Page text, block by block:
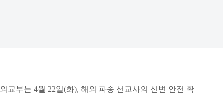
외교부는 4월 22일(화), 해외 파송 선교사의 신변 안전 확